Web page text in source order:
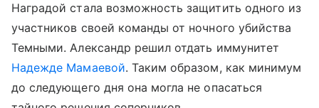
Наградой стала возможность защитить одного из
участников своей команды от ночного убийства
Темными. Александр решил отдать иммунитет
Надежде Мамаевой. Таким образом, как минимум
до следующего дня она могла не опасаться